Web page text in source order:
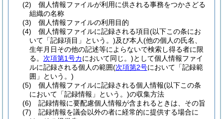
(2)
個人情報ファイルが利用に供される事務をつかさどる
組織の名称
(3)
個人情報ファイルの利用目的
(4)
個人情報ファイルに記録される項目(以下この条にお
いて「記録項目」という。)及び本人(他の個人の氏名、
生年月日その他の記述等によらないで検索し得る者に限
る。 次項第1号カにおいて同じ。)として個人情報ファイ
ルに記録される個人の範囲(次項第2号において「記録範
囲」という。)
(5)
個人情報ファイルに記録される個人情報(以下この条
において「記録情報」という。)の収集方法
(6)
記録情報に要配慮個人情報が含まれるときは、その旨
(7)
記録情報を議会以外の者に経常的に提供する場合に